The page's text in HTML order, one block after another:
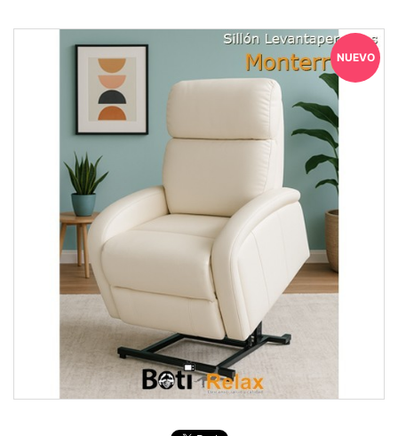
NUEVO